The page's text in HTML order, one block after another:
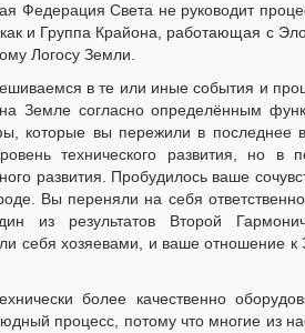
Федерация Света не руководит
и Группа Крайона, работающая с
Логосу Земли.
в те или иные события и
Земле согласно определённым
которые вы пережили в последнее
технического развития, но в
развития. Пробудилось ваше
Вы переняли на себя
результатов Второй
себя хозяевами, и ваше отношение к
более качественно
процесс, потому что многие из